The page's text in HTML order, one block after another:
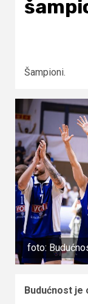
Šampioni.
foto:
Budućnost je